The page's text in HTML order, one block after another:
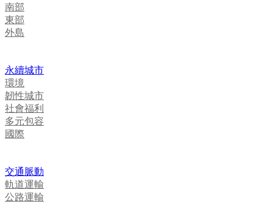
南部
東部
外島
永續城市
環境
韌性城市
社會福利
多元包容
國際
交通脈動
軌道運輸
公路運輸